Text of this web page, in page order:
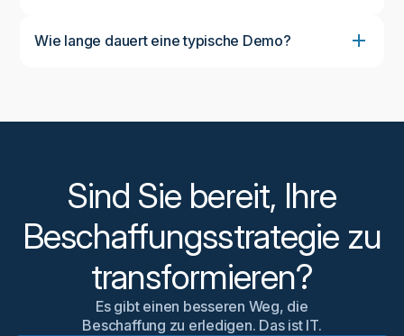
Wie lange dauert eine typische Demo?
Sind Sie bereit, Ihre
Beschaffungsstrategie zu
transformieren?
Es gibt einen besseren Weg, die
Beschaffung zu erledigen. Das ist IT.